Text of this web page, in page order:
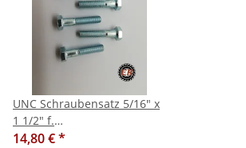
UNC Schraubensatz 5/16" x
1 1/2" f.
Kupplungsdruckplatte MF
14,80 €*